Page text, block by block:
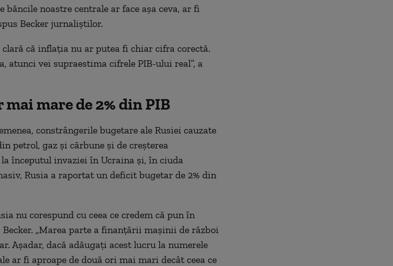
noastre centrale ar face așa ceva, ar fi
Becker jurnaliștilor.
clară că inflația nu ar putea fi chiar cifra corectă.
atunci vei supraestima cifrele PIB-ului real”, a
mare de 2% din PIB
constrângerile bugetare ale Rusiei cauzate
petrol, gaz și cărbune și de creșterea
începutul invaziei în Ucraina și, în ciuda
Rusia a raportat un deficit bugetar de 2% din
nu corespund cu ceea ce credem că pun în
Becker. „Marea parte a finanțării mașinii de război
Așadar, dacă adăugați acest lucru la numerele
ar fi aproape de două ori mai mari decât ceea ce